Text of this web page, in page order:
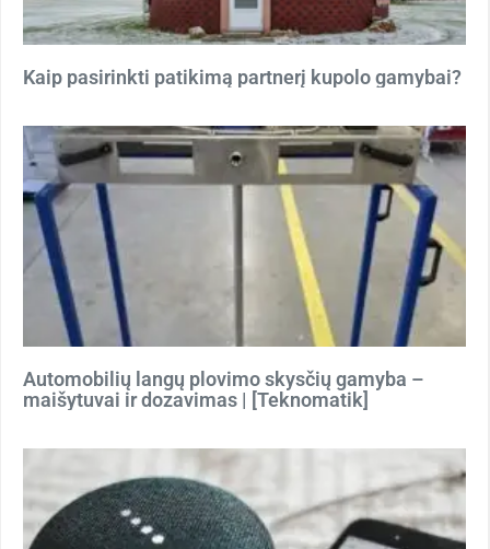
Kaip pasirinkti patikimą partnerį kupolo gamybai?
Automobilių langų plovimo skysčių gamyba –
maišytuvai ir dozavimas | [Teknomatik]